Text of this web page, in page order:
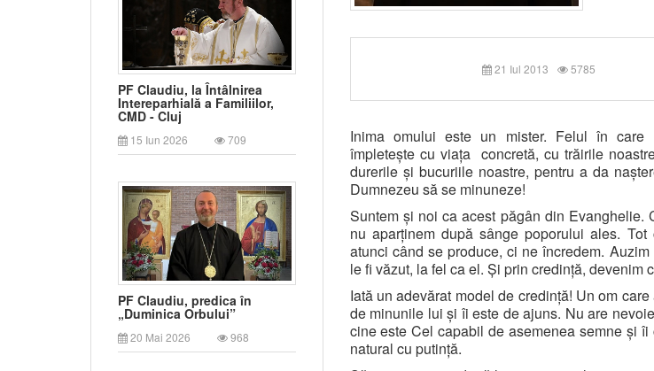
PF Claudiu, la Întâlnirea
Intereparhială a Familiilor,
CMD - Cluj
15 Iun 2026 709
PF Claudiu, predica în
„Duminica Orbului”
20 Mai 2026 968
21 Iul 2013 5785
Inima omului este un mister. Felul în
împletește cu viața concretă, cu trăirile
durerile și bucuriile noastre, pentru a da
Dumnezeu să se minuneze!
Suntem și noi ca acest păgân din Evanghelie.
nu aparținem după sânge poporului ales.
atunci când se produce, ci ne încredem.
le fi văzut, la fel ca el. Și prin credință, devenim
Iată un adevărat model de credință! Un om
de minunile lui și îi este de ajuns. Nu are
cine este Cel capabil de asemenea semne și
natural cu putință.